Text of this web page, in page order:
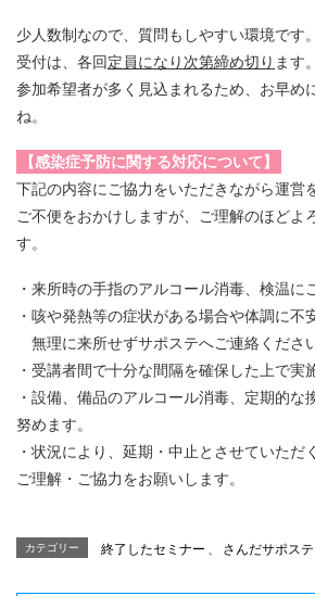
少人数制なので、質問もしやすい環境です。
受付は、各回定員になり次第締め切り ます。
参加希望者が多く見込まれるため、お早め
ね。
【感染症予防に関する対応について】
下記の内容にご協力をいただきながら運営
ご不便をおかけしますが、ご理解のほどよ
す。
・来所時の手指のアルコール消毒、検温に
・咳や発熱等の症状がある場合や体調に不
無理に来所せずサポステへご連絡ください
・受講者間で十分な間隔を確保した上で実
・設備、備品のアルコール消毒、定期的な
努めます。
・状況により、延期・中止とさせていただ
ご理解・ご協力をお願いします。
カテゴリー 終了したセミナー さんだサポステ